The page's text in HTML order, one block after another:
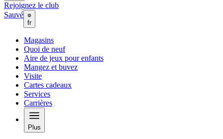
Rejoignez le club
Sauvé
fr
Magasins
Quoi de neuf
Aire de jeux pour enfants
Mangez et buvez
Visite
Cartes cadeaux
Services
Carrières
Plus